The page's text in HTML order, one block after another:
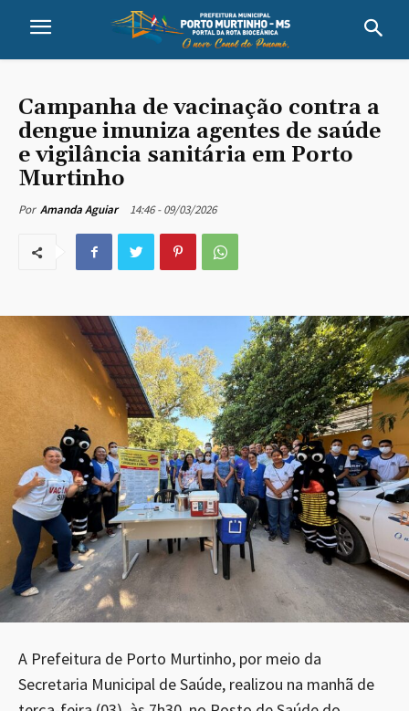
Campanha de vacinação contra a
dengue imuniza agentes de saúde
e vigilância sanitária em Porto
Murtinho
Por Amanda Aguiar 14:46 - 09/03/2026
A Prefeitura de Porto Murtinho, por meio da
Secretaria Municipal de Saúde, realizou na manhã de